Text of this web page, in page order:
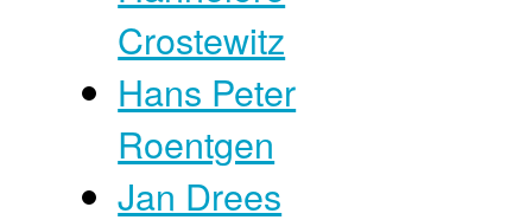
Crostewitz
Hans Peter
Roentgen
Jan Drees